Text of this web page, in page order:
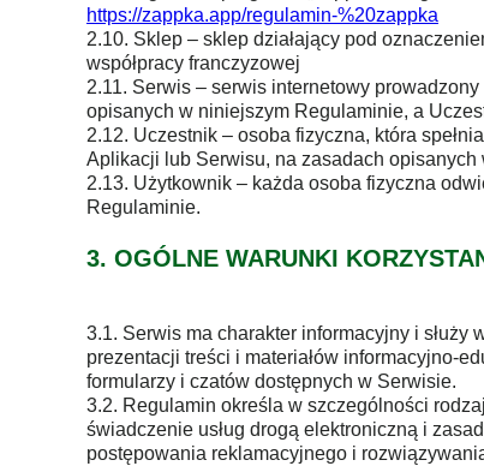
https://zappka.app/regulamin-%20zappka
2.10. Sklep – sklep działający pod
współpracy franczyzowej
2.11. Serwis – serwis internetowy
opisanych w niniejszym Regulaminie, a
2.12. Uczestnik – osoba fizyczna, która
Aplikacji lub Serwisu, na zasadach opisanych
2.13. Użytkownik – każda osoba fizyczna
Regulaminie.
3. OGÓLNE WARUNKI
3.1. Serwis ma charakter informacyjny i
prezentacji treści i materiałów informacyjno-
formularzy i czatów dostępnych w Serwisie.
3.2. Regulamin określa w szczególności
świadczenie usług drogą elektroniczną i
postępowania reklamacyjnego i